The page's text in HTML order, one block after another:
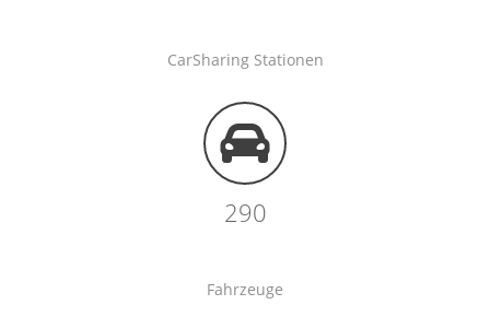
CarSharing Stationen
290
Fahrzeuge